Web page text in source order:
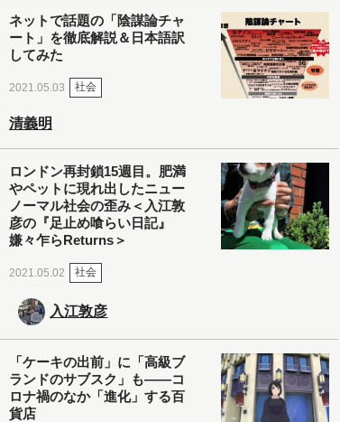
ネットで話題の「陰謀論チャ
ート」を徹底解説＆日本語訳
してみた
2021.05.03 社会
清義明
ロンドン再封鎖15週目。肥満
やペットに現れ出したニュー
ノーマル社会の歪み＜入江敦
彦の『足止め喰らい日記』
嫌々乍らReturns＞
2021.05.02 社会
入江敦彦
「ケーキの出前」に「高級ブ
ランドのサブスク」も――コ
ロナ禍のなか「進化」する百
貨店